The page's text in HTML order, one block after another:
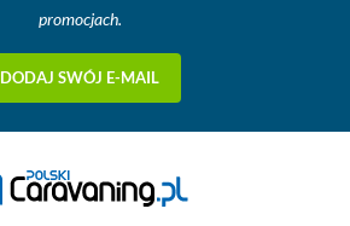
promocjach.
DODAJ SWÓJ E-MAIL